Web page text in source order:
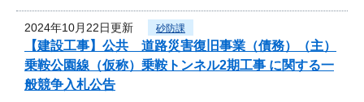
2024年10月22日更新 砂防課
【建設工事】公共 道路災害復旧事業（債務）（主）
乗鞍公園線（仮称）乗鞍トンネル2期工事 に関する一
般競争入札公告